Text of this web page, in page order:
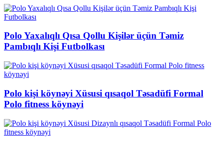
Polo Yaxalıqlı Qısa Qollu Kişilər üçün Təmiz
Pambıqlı Kişi Futbolkası
Polo kişi köynəyi Xüsusi qısaqol Təsadüfi Formal
Polo fitness köynəyi